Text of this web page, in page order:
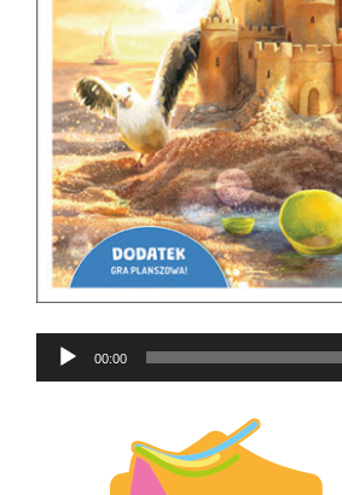
Odtwarzacz
plików
00:00